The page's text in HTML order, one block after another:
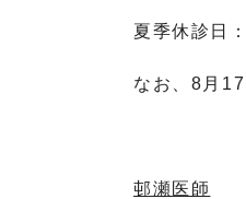
夏季休診日
なお、8月
邨瀬医師